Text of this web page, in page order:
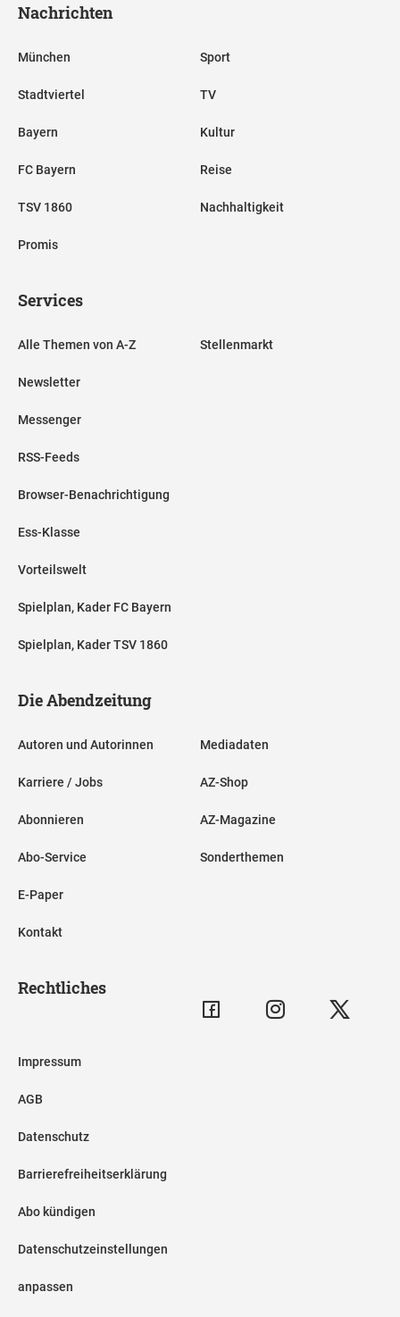
Nachrichten
München
Stadtviertel
Bayern
FC Bayern
TSV 1860
Promis
Sport
TV
Kultur
Reise
Nachhaltigkeit
Services
Alle Themen von A-Z
Newsletter
Messenger
RSS-Feeds
Browser-Benachrichtigung
Ess-Klasse
Vorteilswelt
Spielplan, Kader FC Bayern
Spielplan, Kader TSV 1860
Stellenmarkt
Die Abendzeitung
Autoren und Autorinnen
Karriere / Jobs
Abonnieren
Abo-Service
E-Paper
Kontakt
Mediadaten
AZ-Shop
AZ-Magazine
Sonderthemen
Rechtliches
Impressum
AGB
Datenschutz
Barrierefreiheitserklärung
Abo kündigen
Datenschutzeinstellungen
anpassen